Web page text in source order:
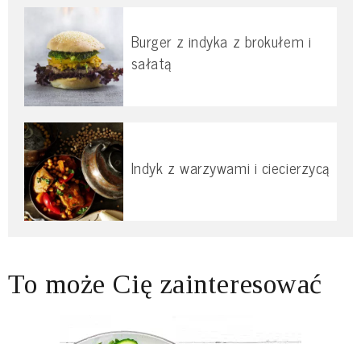
Burger z indyka z brokułem i
sałatą
Indyk z warzywami i ciecierzycą
To może Cię zainteresować